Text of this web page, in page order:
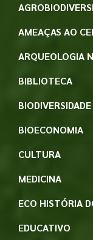
AMEAÇAS AO
ARQUEOLOGIA
BIBLIOTECA
BIODIVERSIDADE
BIOECONOMIA
CULTURA
MEDICINA
ECO HISTÓRIA
EDUCATIVO